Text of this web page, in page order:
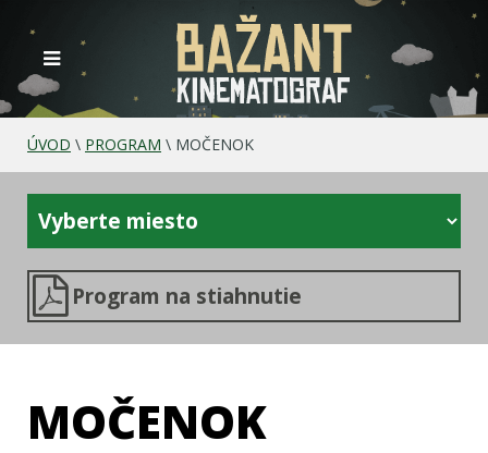
ÚVOD \ PROGRAM \ MOČENOK
Program na stiahnutie
MOČENOK